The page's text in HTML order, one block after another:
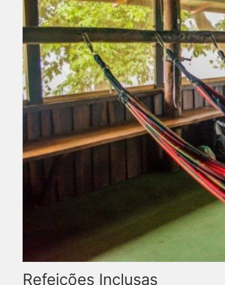
Refeições Inclusas